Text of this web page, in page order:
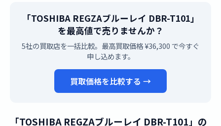
「TOSHIBA REGZAブルーレイ DBR-T101」
を最高値で売りませんか？
5社の買取店を一括比較。最高買取価格 ¥36,300 で今すぐ
申し込めます。
買取価格を比較する →
「TOSHIBA REGZAブルーレイ DBR-T101」の